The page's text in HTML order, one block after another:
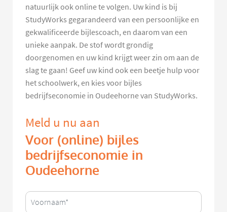
natuurlijk ook online te volgen. Uw kind is bij
StudyWorks gegarandeerd van een persoonlijke en
gekwalificeerde bijlescoach, en daarom van een
unieke aanpak. De stof wordt grondig
doorgenomen en uw kind krijgt weer zin om aan de
slag te gaan! Geef uw kind ook een beetje hulp voor
het schoolwerk, en kies voor bijles
bedrijfseconomie in Oudeehorne van StudyWorks.
Meld u nu aan
Voor (online) bijles
bedrijfseconomie in
Oudeehorne